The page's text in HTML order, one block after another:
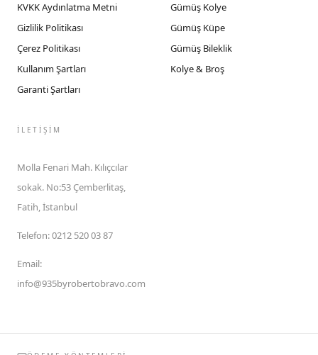
KVKK Aydınlatma Metni
Gizlilik Politikası
Çerez Politikası
Kullanım Şartları
Garanti Şartları
Gümüş Kolye
Gümüş Küpe
Gümüş Bileklik
Kolye & Broş
İLETIŞIM
Molla Fenari Mah. Kılıçcılar
sokak. No:53 Çemberlitaş,
Fatih, İstanbul
Telefon:0212 520 03 87
Email:
info@935byrobertobravo.com